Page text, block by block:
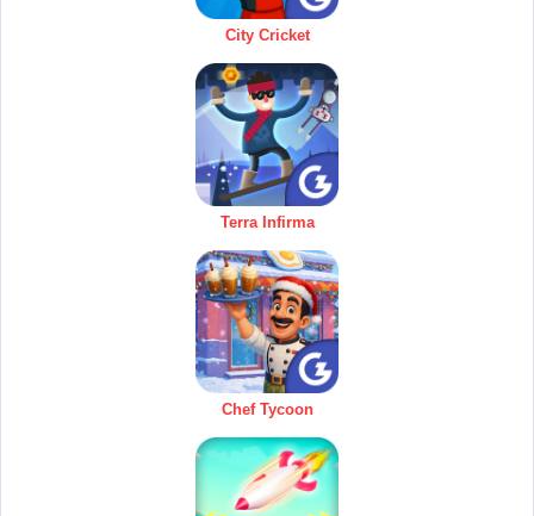
City Cricket
Terra Infirma
Chef Tycoon